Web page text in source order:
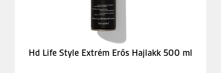
Hd Life Style Extrém Erős Hajlakk 500 ml